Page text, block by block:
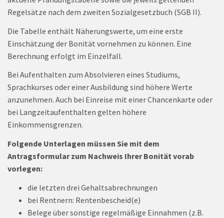
Regelsätze nach dem zweiten Sozialgesetzbuch (SGB II).
Die Tabelle enthält Näherungswerte, um eine erste
Einschätzung der Bonität vornehmen zu können. Eine
Berechnung erfolgt im Einzelfall.
Bei Aufenthalten zum Absolvieren eines Studiums,
Sprachkurses oder einer Ausbildung sind höhere Werte
anzunehmen. Auch bei Einreise mit einer Chancenkarte oder
bei Langzeitaufenthalten gelten höhere
Einkommensgrenzen.
Folgende Unterlagen müssen Sie mit dem
Antragsformular zum Nachweis Ihrer Bonität vorab
vorlegen:
die letzten drei Gehaltsabrechnungen
bei Rentnern: Rentenbescheid(e)
Belege über sonstige regelmäßige Einnahmen (z.B.